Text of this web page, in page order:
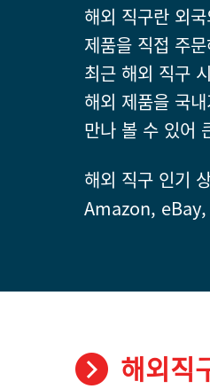
해외 직구란 외
제품을 직접 주
최근 해외 직구
해외 제품을 국
만나 볼 수 있어
해외 직구 인기
Amazon,
해외직